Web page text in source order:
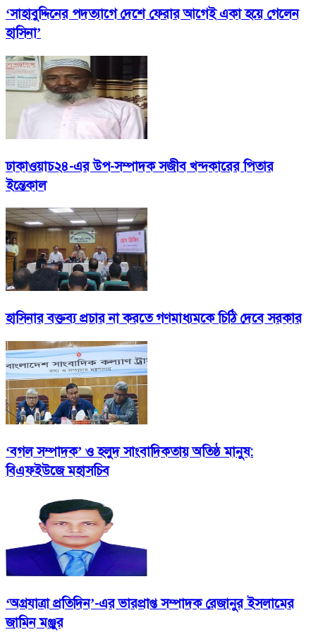
‘সাহাবুদ্দিনের পদত্যাগে দেশে ফেরার আগেই একা হয়ে গেলেন
হাসিনা’
ঢাকাওয়াচ২৪-এর উপ-সম্পাদক সজীব খন্দকারের পিতার
ইন্তেকাল
হাসিনার বক্তব্য প্রচার না করতে গণমাধ্যমকে চিঠি দেবে সরকার
‘বগল সম্পাদক’ ও হলুদ সাংবাদিকতায় অতিষ্ঠ মানুষ:
বিএফইউজে মহাসচিব
‘অগ্রযাত্রা প্রতিদিন’-এর ভারপ্রাপ্ত সম্পাদক রেজানুর ইসলামের
জামিন মঞ্জুর